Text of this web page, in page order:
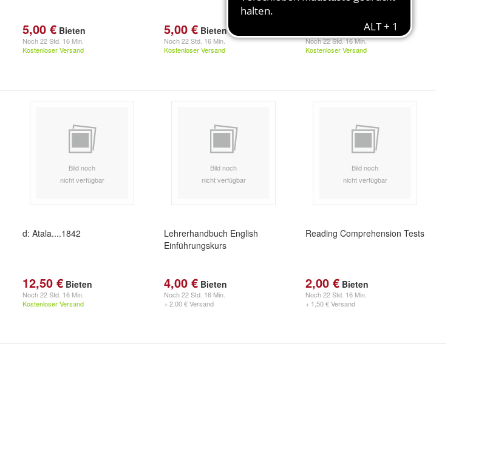
5,00 € Bieten
Noch22 Std. 16 Min.
Kostenloser Versand
5,00 € Bieten
Noch22 Std. 16 Min.
Kostenloser Versand
Bieten
Noch22 Std. 16 Min.
Kostenloser Versand
Bild noch
nicht verfügbar
d: Atala....1842
12,50 € Bieten
Noch22 Std. 16 Min.
Kostenloser Versand
Bild noch
nicht verfügbar
Lehrerhandbuch English
Einführungskurs
4,00 € Bieten
Noch22 Std. 16 Min.
+ 2,00 € Versand
Bild noch
nicht verfügbar
Reading Comprehension Tests
2,00 € Bieten
Noch22 Std. 16 Min.
+ 1,50 € Versand